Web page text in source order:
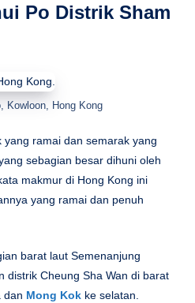
Po Distrik Sham
Kowloon, Hong Kong
yang ramai dan semarak yang
sebagian besar dihuni oleh
makmur di Hong Kong ini
yang ramai dan penuh
barat laut Semenanjung
distrik Cheung Sha Wan di barat
dan Mong Kok ke selatan.